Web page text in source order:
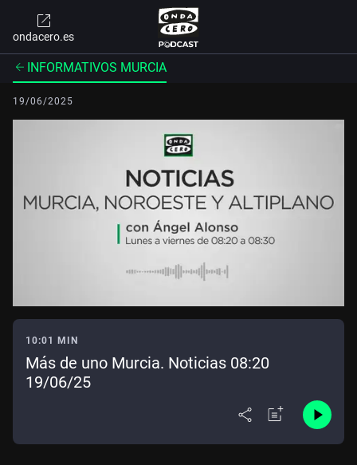
ondacero.es
INFORMATIVOS MURCIA
19/06/2025
10:01 MIN
Más de uno Murcia. Noticias 08:20
19/06/25